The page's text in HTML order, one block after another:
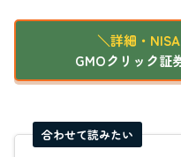
＼詳細・
GMOクリック証
合わせて読みたい